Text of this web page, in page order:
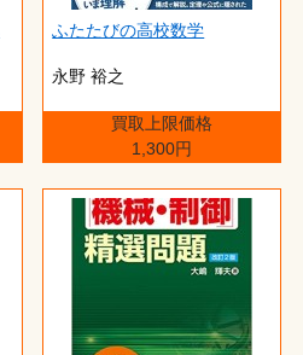
ふたたびの高校数学
永野 裕之
買取上限価格
1,300円